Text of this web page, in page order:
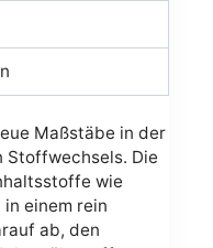
Maßstäbe in der
Stoffwechsels. Die
wie
einem rein
ab, den